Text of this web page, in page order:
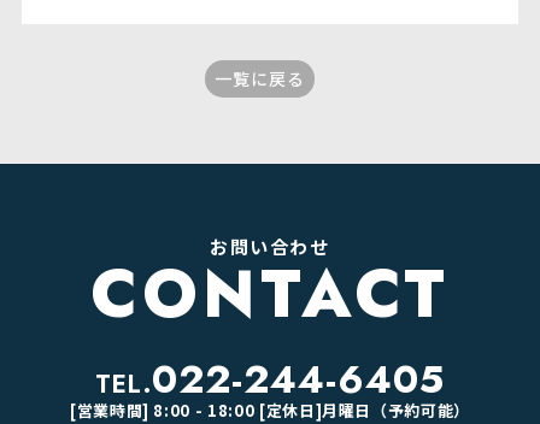
一覧に戻る
お問い合わせ
CONTACT
TEL.022-244-6405
[営業時間] 8:00 - 18:00 [定休日]月曜日（予約可能）